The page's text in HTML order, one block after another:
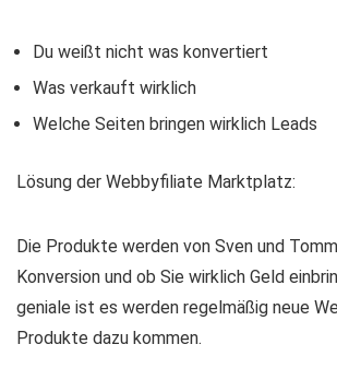
Du weißt nicht was konvertiert
Was verkauft wirklich
Welche Seiten bringen wirklich Leads
Lösung der Webbyfiliate Marktplatz:
Die Produkte werden von Sven und
Konversion und ob Sie wirklich Geld
geniale ist es werden regelmäßig neue
Produkte dazu kommen.